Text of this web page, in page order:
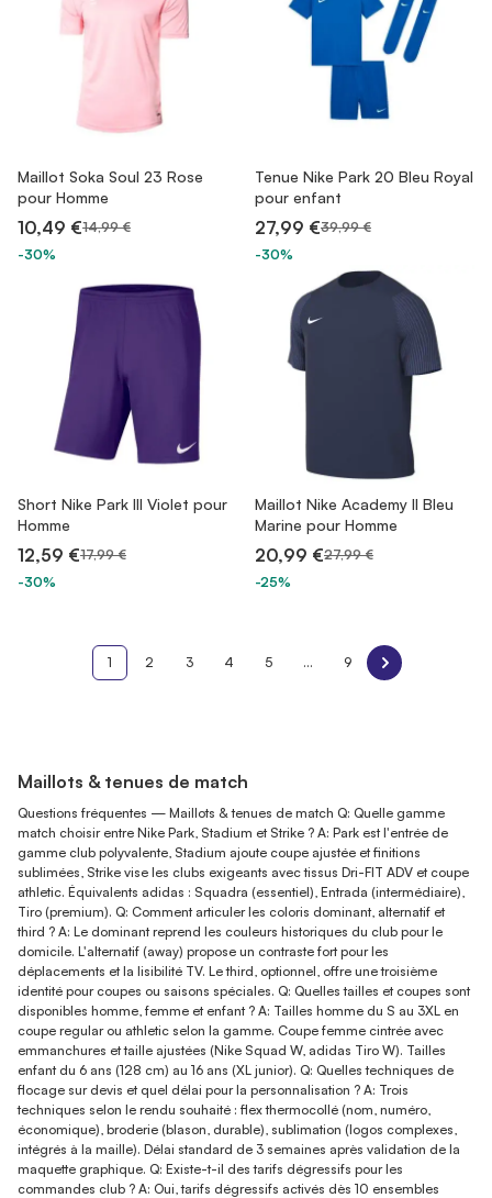
Maillot Soka Soul 23 Rose
pour Homme
10,49 €14,99 €
-30%
Tenue Nike Park 20 Bleu Royal
pour enfant
27,99 €39,99 €
-30%
Short Nike Park III Violet pour
Homme
12,59 €17,99 €
-30%
Maillot Nike Academy II Bleu
Marine pour Homme
20,99 €27,99 €
-25%
1 2 3 4 5 ... 9
Maillots & tenues de match
Questions fréquentes — Maillots & tenues de match Q: Quelle gamme
match choisir entre Nike Park, Stadium et Strike ? A: Park est l'entrée de
gamme club polyvalente, Stadium ajoute coupe ajustée et finitions
sublimées, Strike vise les clubs exigeants avec tissus Dri-FIT ADV et coupe
athletic. Équivalents adidas : Squadra (essentiel), Entrada (intermédiaire),
Tiro (premium). Q: Comment articuler les coloris dominant, alternatif et
third ? A: Le dominant reprend les couleurs historiques du club pour le
domicile. L'alternatif (away) propose un contraste fort pour les
déplacements et la lisibilité TV. Le third, optionnel, offre une troisième
identité pour coupes ou saisons spéciales. Q: Quelles tailles et coupes sont
disponibles homme, femme et enfant ? A: Tailles homme du S au 3XL en
coupe regular ou athletic selon la gamme. Coupe femme cintrée avec
emmanchures et taille ajustées (Nike Squad W, adidas Tiro W). Tailles
enfant du 6 ans (128 cm) au 16 ans (XL junior). Q: Quelles techniques de
flocage sur devis et quel délai pour la personnalisation ? A: Trois
techniques selon le rendu souhaité : flex thermocollé (nom, numéro,
économique), broderie (blason, durable), sublimation (logos complexes,
intégrés à la maille). Délai standard de 3 semaines après validation de la
maquette graphique. Q: Existe-t-il des tarifs dégressifs pour les
commandes club ? A: Oui, tarifs dégressifs activés dès 10 ensembles